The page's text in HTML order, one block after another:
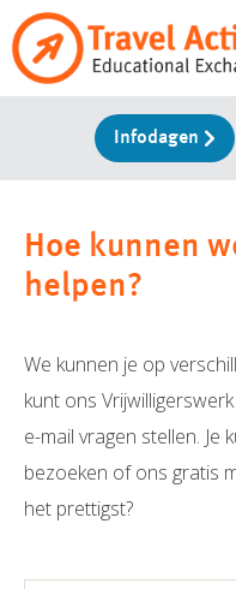
Ga
naar
Infodagen
Hoe kunnen
helpen?
We kunnen je op
kunt ons
e-mail vragen stellen.
bezoeken of ons gratis
het prettigst?